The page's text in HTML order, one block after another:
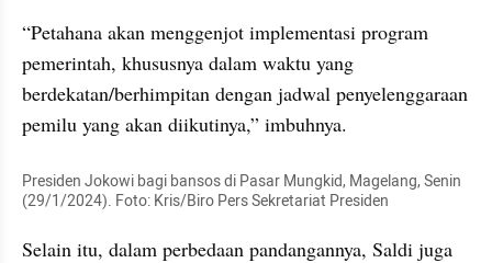
“Petahana akan menggenjot implementasi program
pemerintah, khususnya dalam waktu yang
berdekatan/berhimpitan dengan jadwal penyelenggaraan
pemilu yang akan diikutinya,” imbuhnya.
Presiden Jokowi bagi bansos di Pasar Mungkid, Magelang, Senin
(29/1/2024). Foto: Kris/Biro Pers Sekretariat Presiden
Selain itu, dalam perbedaan pandangannya, Saldi juga